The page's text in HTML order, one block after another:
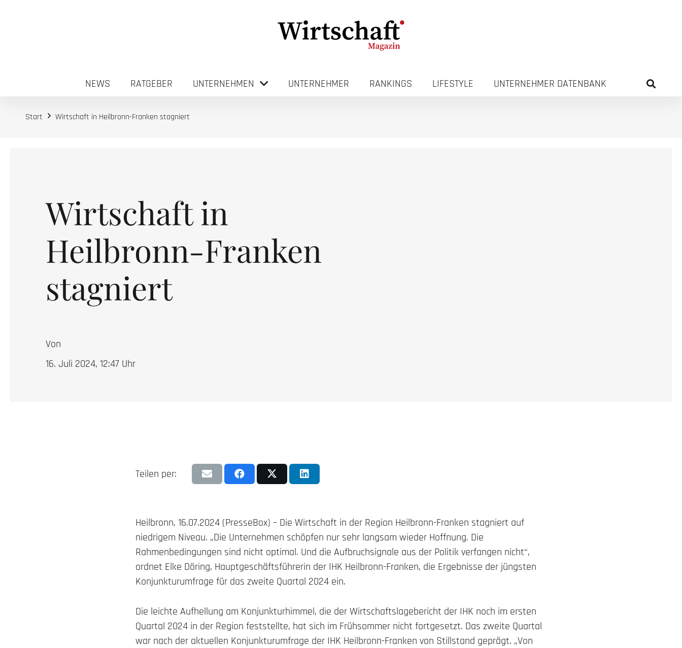
NEWS RATGEBER UNTERNEHMEN UNTERNEHMER RANKINGS LIFESTYLE UNTERNEHMER DATENBANK
Start Wirtschaft in Heilbronn-Franken stagniert
Wirtschaft in
Heilbronn-Franken
stagniert
Von
16. Juli 2024, 12:47 Uhr
Teilen per:
Heilbronn, 16.07.2024 (PresseBox) – Die Wirtschaft in der Region Heilbronn-Franken stagniert auf
niedrigem Niveau. „Die Unternehmen schöpfen nur sehr langsam wieder Hoffnung. Die
Rahmenbedingungen sind nicht optimal. Und die Aufbruchsignale aus der Politik verfangen nicht“,
ordnet Elke Döring, Hauptgeschäftsführerin der IHK Heilbronn-Franken, die Ergebnisse der jüngsten
Konjunkturumfrage für das zweite Quartal 2024 ein.
Die leichte Aufhellung am Konjunkturhimmel, die der Wirtschaftslagebericht der IHK noch im ersten
Quartal 2024 in der Region feststellte, hat sich im Frühsommer nicht fortgesetzt. Das zweite Quartal
war nach der aktuellen Konjunkturumfrage der IHK Heilbronn-Franken von Stillstand geprägt. „Von